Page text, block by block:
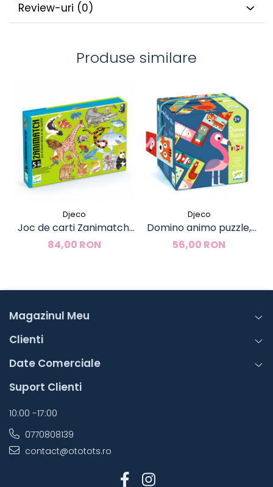
Review-uri (0)
Produse similare
Djeco
Joc de carti Zanimatch,
Djeco
84,00 RON
Djeco
Domino animo puzzle,
Djeco
56,00 RON
Magazinul Meu
Clienti
Date Comerciale
Suport Clienti
10:00 -17:00
0770808139
contact@ototots.ro